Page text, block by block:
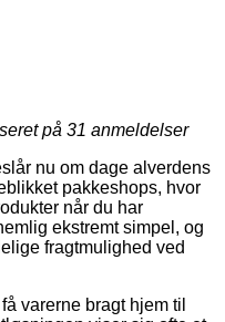
på 31 anmeldelser
nu om dage alverdens
pakkeshops, hvor
når du har
ekstremt simpel, og
fragtmulighed ved
varerne bragt hjem til